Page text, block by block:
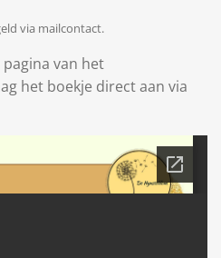
via mailcontact.
van het
het boekje direct aan via